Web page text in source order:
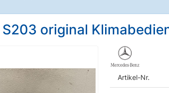
original
Artikel-Nr.